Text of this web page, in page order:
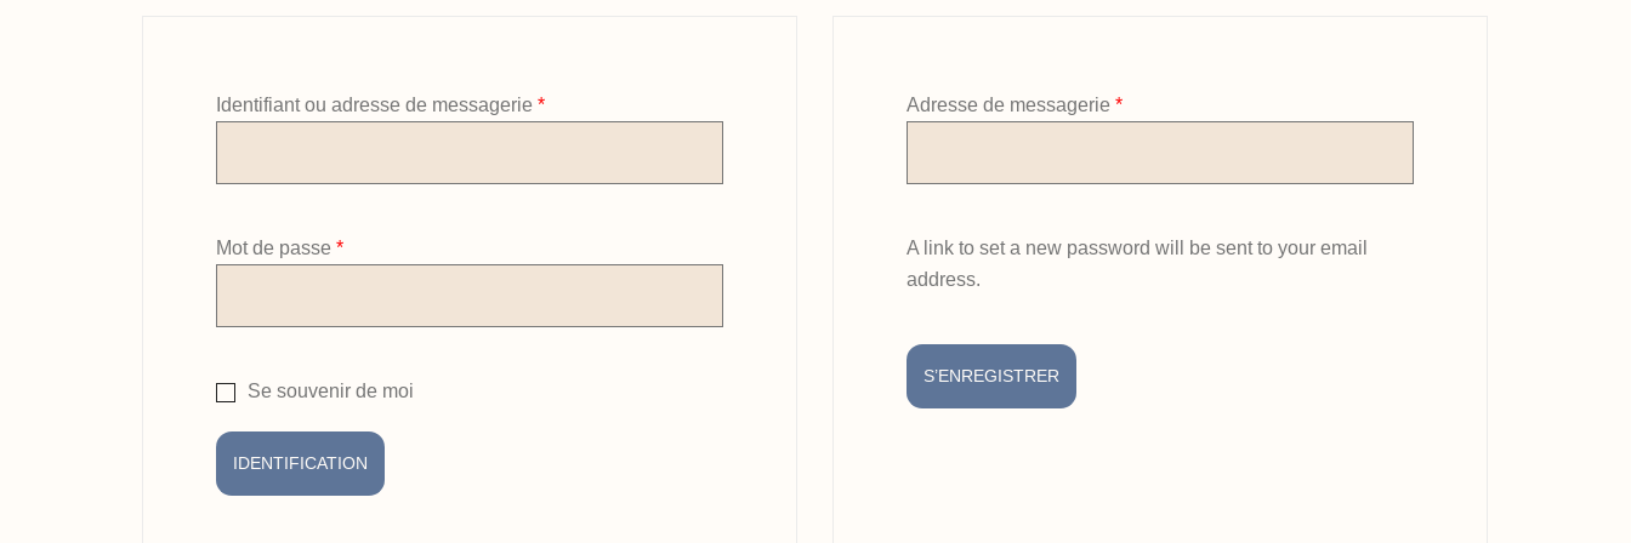
Identifiant ou adresse de messagerie *Obligatoire
Mot de passe *Obligatoire
Se souvenir de moi
IDENTIFICATION
Adresse de messagerie *Obligatoire
A link to set a new password will be sent to your email
address.
S’ENREGISTRER